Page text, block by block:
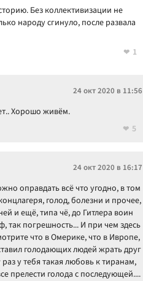
Без коллективизации не
народу сгинуло, после развала
1
24 окт 2020 в 11:56
Хорошо живём.
5
24 окт 2020 в 16:17
оправдать всё что угодно, в том
голод, болезни и прочее,
и ещё, типа чё, до Гитлера воин
так погрешность... И при чем здесь
что в Омерике, что в Ивропе,
голодающих людей жрать друг
у тебя такая любовь к тиранам,
прелести голода с последующей....